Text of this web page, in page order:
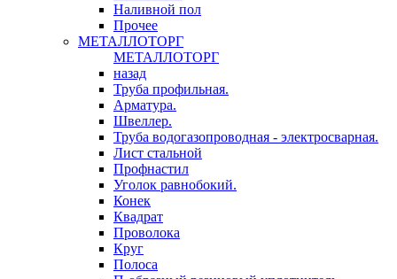
Наливной пол
Прочее
МЕТАЛЛОТОРГ
МЕТАЛЛОТОРГ
назад
Труба профильная.
Арматура.
Швеллер.
Труба водогазопроводная - электросварная.
Лист стальной
Профнастил
Уголок равнобокий.
Конек
Квадрат
Проволока
Круг
Полоса